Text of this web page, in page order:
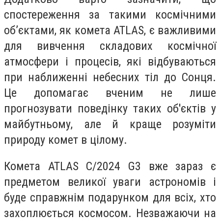
спостереження за такими космічними
об’єктами, як комета ATLAS, є важливими
для вивчення складових космічної
атмосфери і процесів, які відбуваються
при наближенні небесних тіл до Сонця.
Це допомагає вченим не лише
прогнозувати поведінку таких об'єктів у
майбутньому, але й краще розуміти
природу комет в цілому.
Комета ATLAS C/2024 G3 вже зараз є
предметом великої уваги астрономів і
буде справжнім подарунком для всіх, хто
захоплюється космосом. Незважаючи на